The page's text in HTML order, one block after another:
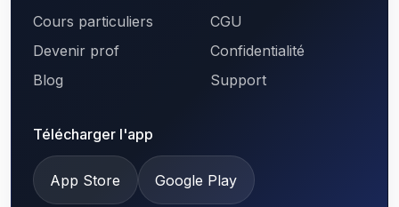
Cours particuliers
Devenir prof
Blog
CGU
Confidentialité
Support
Télécharger l'app
App Store Google Play